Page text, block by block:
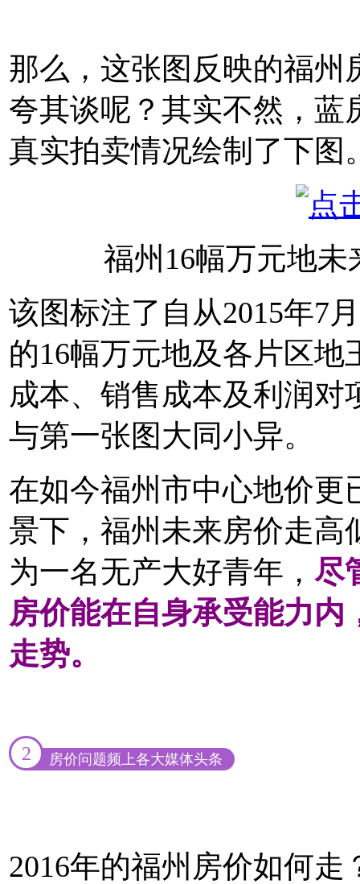
那么，这张图反映的福州
夸其谈呢？其实不然，蓝
真实拍卖情况绘制了下图
福州16幅万元地
该图标注了自从2015年7
的16幅万元地及各片区
成本、销售成本及利润
与第一张图大同小异。
在如今福州市中心地价更
景下，福州未来房价走高
为一名无产大好青年， 尽
房价能在自身承受能力
走势。
2 房价问题频上各大媒体头条
2016年的福州房价如何